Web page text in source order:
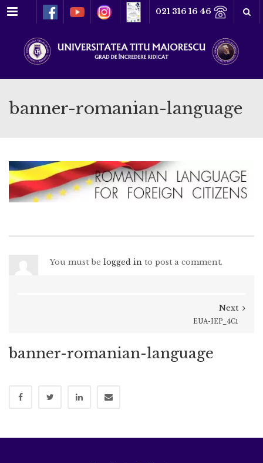
Meniu 021 316 16 46
banner-romanian-language
You must be logged in to post a comment.
Next
EUA-IEP_4C1
banner-romanian-language